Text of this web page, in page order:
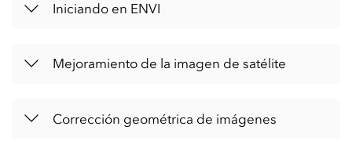
Iniciando en ENVI
Mejoramiento de la imagen de satélite
Corrección geométrica de imágenes